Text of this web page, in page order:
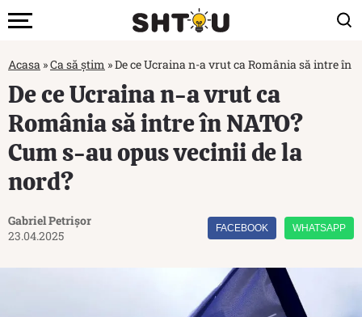
Acasa »Ca să știm »De ce Ucraina n-a vrut ca România să intre în
De ce Ucraina n-a vrut ca
România să intre în NATO?
Cum s-au opus vecinii de la
nord?
Gabriel Petrișor
23.04.2025
FACEBOOK WHATSAPP